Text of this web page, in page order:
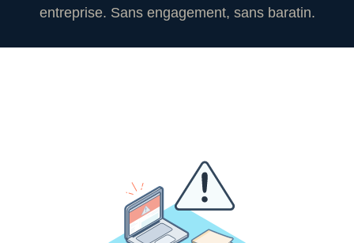
entreprise. Sans engagement, sans baratin.